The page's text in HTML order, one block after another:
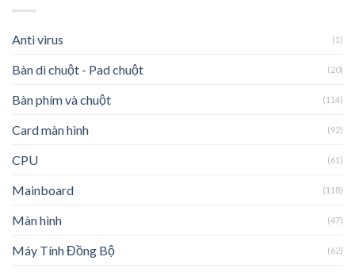
Anti virus (1)
Bàn di chuột - Pad chuột (20)
Bàn phím và chuột (114)
Card màn hình (92)
CPU (61)
Mainboard (118)
Màn hình (47)
Máy Tính Đồng Bộ (62)